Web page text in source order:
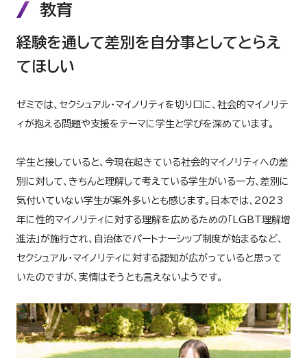
教育
経験を通して差別を自分事としてとらえ
てほしい
ゼミでは、セクシュアル・マイノリティを切り口に、社会的マイノリテ
ィが抱える問題や支援をテーマに学生と学びを深めています。
学生と接していると、今現在起きている社会的マイノリティへの差
別に対して、きちんと理解して考えている学生がいる一方、差別に
気付いていない学生が案外多いとも感じます。日本では、2023
年に性的マイノリティに対する理解を広めるための「LGBT理解増
進法」が施行され、自治体でパートナーシップ制度が始まるなど、
セクシュアル・マイノリティに対する認知が広がっていると思って
いたのですが、実情はそうとも言えないようです。